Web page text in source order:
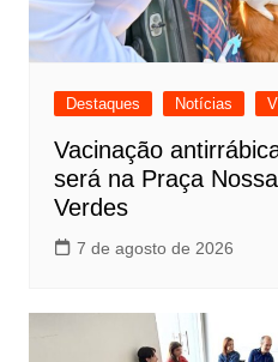
Destaques Notícias
Vacinação
será na Praça
Verdes
7 de agosto de 2026